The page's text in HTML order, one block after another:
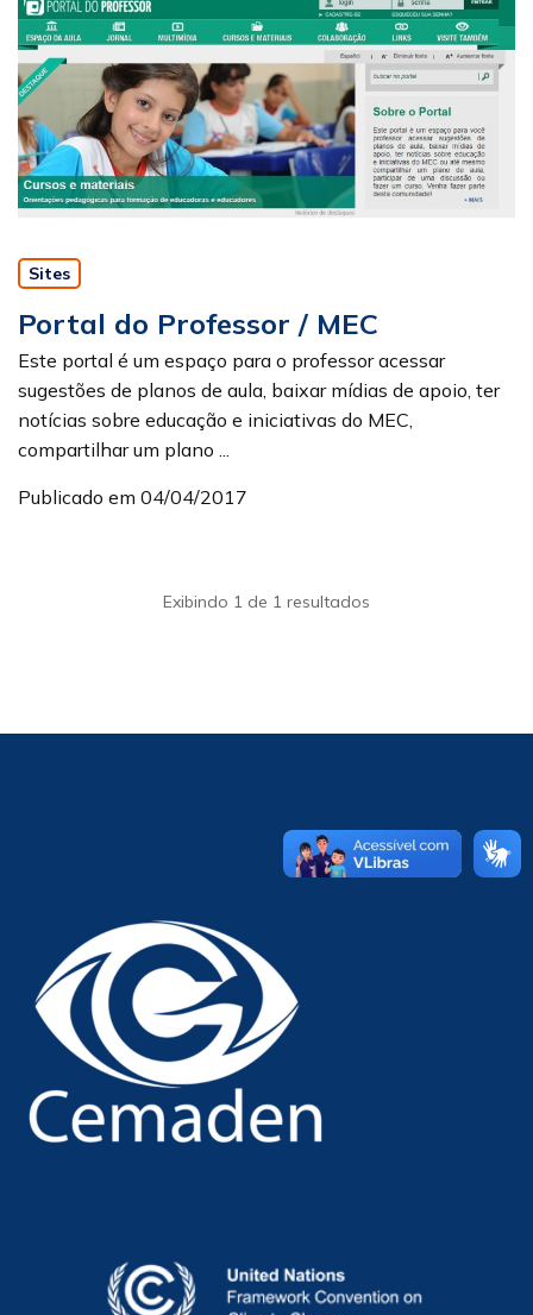
Sites
Portal do Professor / MEC
Este portal é um espaço para o professor acessar
sugestões de planos de aula, baixar mídias de apoio, ter
notícias sobre educação e iniciativas do MEC,
compartilhar um plano ...
Publicado em 04/04/2017
Exibindo 1 de 1 resultados